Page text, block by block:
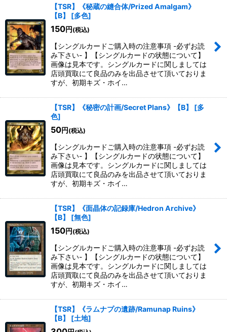
【TSR】《秘蔵の縫合体/Prized Amalgam》
【B】
[多色]
150円 (税込)
【シングルカードご購入時の注意事項 -必ずお読
み下さい- 】【シングルカードの状態について】
画像は見本です。シングルカードに関しましては
店頭買取にて良品のみを出品させて頂いておりま
すが、初期キズ・ホイ…
【TSR】《秘密の計画/Secret Plans》【B】 [多
色]
50円 (税込)
【シングルカードご購入時の注意事項 -必ずお読
み下さい- 】【シングルカードの状態について】
画像は見本です。シングルカードに関しましては
店頭買取にて良品のみを出品させて頂いておりま
すが、初期キズ・ホイ…
【TSR】《面晶体の記録庫/Hedron Archive》
【B】
[無色]
150円 (税込)
【シングルカードご購入時の注意事項 -必ずお読
み下さい- 】【シングルカードの状態について】
画像は見本です。シングルカードに関しましては
店頭買取にて良品のみを出品させて頂いておりま
すが、初期キズ・ホイ…
【TSR】《ラムナプの遺跡/Ramunap Ruins》
【B】
[土地]